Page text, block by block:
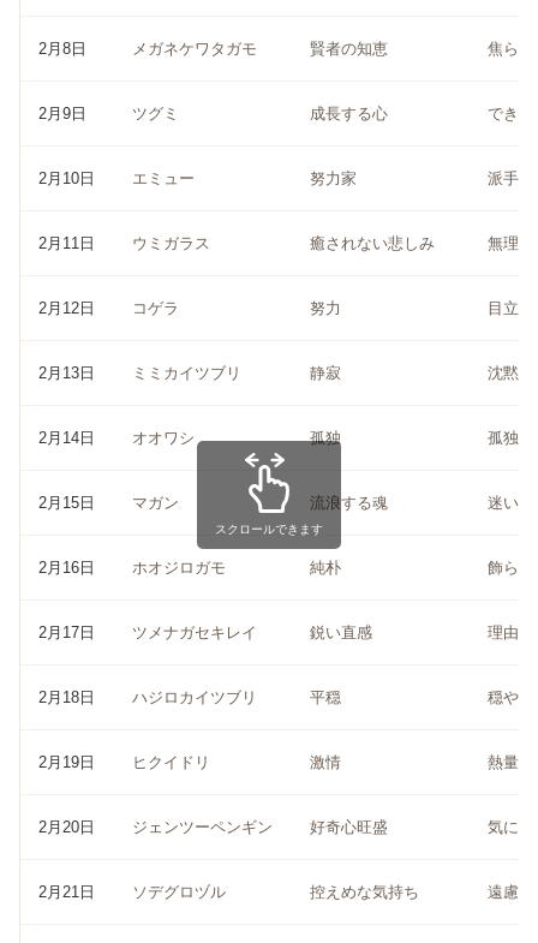
2月8日 メガネケワタガモ 賢者の知恵 焦ら
2月9日 ツグミ 成長する心 できな
2月10日 エミュー 努力家 派手
2月11日 ウミガラス 癒されない悲しみ 無理
2月12日 コゲラ 努力 目立
2月13日 ミミカイツブリ 静寂 沈黙
2月14日 オオワシ 孤独 孤独
2月15日 マガン 流浪する魂 迷い
2月16日 ホオジロガモ 純朴 飾ら
2月17日 ツメナガセキレイ 鋭い直感 理由
2月18日 ハジロカイツブリ 平穏 穏や
2月19日 ヒクイドリ 激情 熱量
2月20日 ジェンツーペンギン 好奇心旺盛 気に
2月21日 ソデグロヅル 控えめな気持ち 遠慮
スクロールできます